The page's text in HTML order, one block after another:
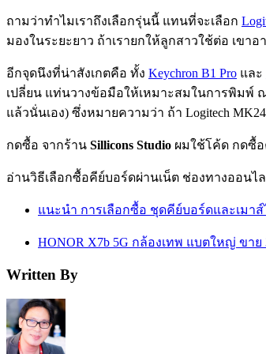
ถามว่าทำไมเราถึงเลือกรุ่นนี้ แทนที่จะเลือก
มองในระยะยาว ถ้าเรายกให้ลูกสาวใช้ต่อ เข
อีกจุดนึงที่น่าสังเกตคือ ทั้ง Keychron B1 Pro และ
เปลี่ยน แท่นวางข้อมือให้เหมาะสมในการพิมพ์
แล้วนั่นเอง) ซึ่งหมายความว่า ถ้า Logitech
กดซื้อ จากร้าน Sillicons Studio ผมใช้โค้ด กดซื้อ
อ่านวิธีเลือกซื้อคีย์บอร์ดผ่านเน็ต ช่องทางออนไ
แนะนำ การเลือกซื้อ ชุดคีย์บอร์ดและเมา
HONOR X7b 5G กล้องเทพ แบตใหญ่ ขาย
Written By